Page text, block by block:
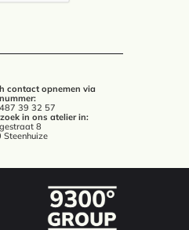
contact opnemen via
39 32 57
in ons atelier in:
8
Steenhuize